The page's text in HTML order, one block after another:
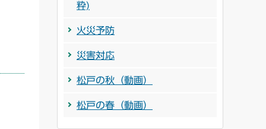
粋)
火災予防
災害対応
松戸の秋（動画）
松戸の春（動画）